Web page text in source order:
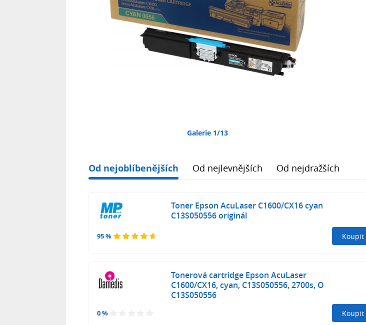
Galerie 1/13
Od nejoblíbenějších Od nejlevnějších Od nejdražších
95 %
Toner Epson AcuLaser C1600/CX16 cyan
C13S050556 originál
Koupit
0 %
Tonerová cartridge Epson AcuLaser
C1600/CX16, cyan, C13S050556, 2700s, O
C13S050556
Koupit